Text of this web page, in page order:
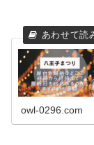
owl-0296.com